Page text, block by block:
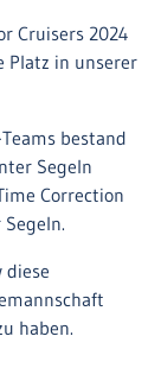
Cruisers 2024
Platz in unserer
bestand
Segeln
Correction
diese
haben.